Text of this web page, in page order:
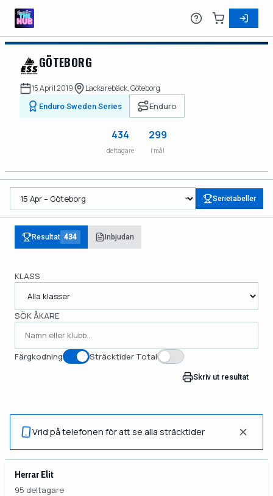
GÖTEBORG
15 April 2019 Lackarebäck, Göteborg
Enduro Sweden Series Enduro
434
deltagare
299
i mål
Serietabeller
Resultat 434 Inbjudan
KLASS
SÖK ÅKARE
Färgkodning Sträcktider Total
Skriv ut resultat
Vrid på telefonen för att se alla sträcktider
Herrar Elit
95 deltagare